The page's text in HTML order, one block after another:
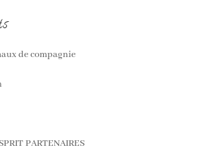
de compagnie
PARTENAIRES